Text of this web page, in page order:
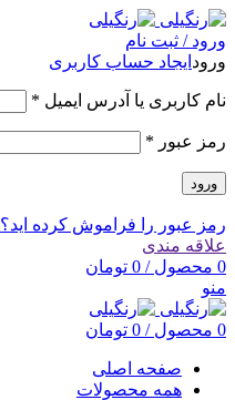
ورود / ثبت نام
ورود ایجاد حساب کاربری
نام کاربری یا آدرس ایمیل *
رمز عبور *
ورود
رمز عبور را فراموش کرده اید؟
علاقه مندی
0 محصول /
0 تومان
منو
0 محصول /
0 تومان
صفحه اصلی
همه محصولات